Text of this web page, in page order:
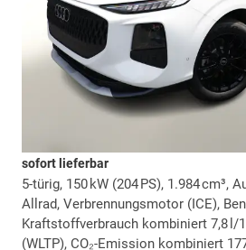
sofort lieferbar
5-türig, 150 kW (204 PS), 1.984 cm³,
Allrad, Verbrennungsmotor (ICE),
Kraftstoffverbrauch kombiniert 7,8 l/
(WLTP), CO₂-Emission kombiniert